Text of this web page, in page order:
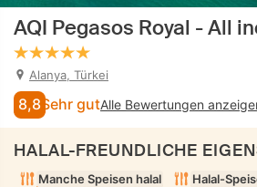
AQI Pegasos Royal - All
Alanya, Türkei
8,8 Sehr gutAlle Bewertungen
HALAL-FREUNDLICHE
Manche Speisen halal
Halal-